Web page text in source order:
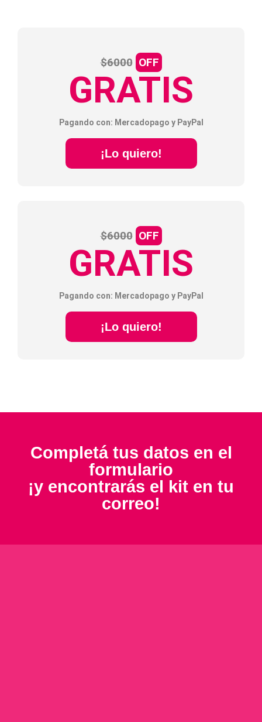
$6000 OFF
GRATIS
Pagando con: Mercadopago y PayPal
¡Lo quiero!
$6000 OFF
GRATIS
Pagando con: Mercadopago y PayPal
¡Lo quiero!
Completá tus datos en el
formulario
¡y encontrarás el kit en tu
correo!